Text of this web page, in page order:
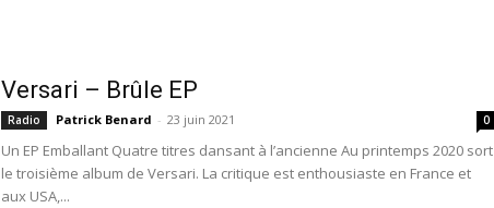
Versari – Brûle EP
Radio Patrick Benard - 23 juin 2021 0
Un EP Emballant Quatre titres dansant à l’ancienne Au printemps 2020 sort
le troisième album de Versari. La critique est enthousiaste en France et
aux USA,...